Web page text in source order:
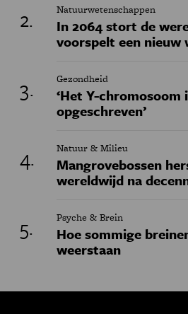
Natuurwetenschappen
In 2064 stort de
voorspelt een nieuw
Gezondheid
‘Het Y-chromosoom
opgeschreven’
Natuur & Milieu
Mangrovebossen
wereldwijd na
Psyche & Brein
Hoe sommige
weerstaan